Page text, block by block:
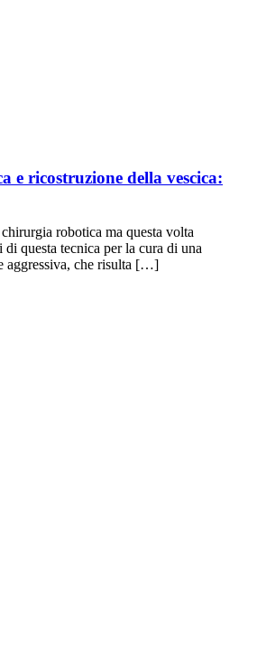
e ricostruzione della vescica:
robotica ma questa volta
questa tecnica per la cura di una
aggressiva, che risulta […]